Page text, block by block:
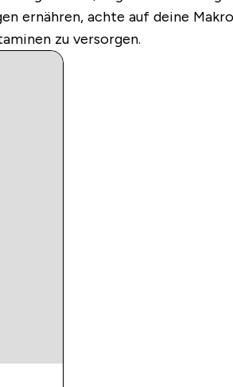
ernähren, achte auf deine
zu versorgen.